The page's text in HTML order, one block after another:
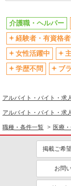
社会保険あり
退職金・財形貯蓄制
制服貸与
資格取得支援制度あり
介護職・ヘルパー
同じ特徴から求人
未経験歓迎
ボーナス・賞与あり
介護職・ヘルパー
経験者・有資格
女性活躍中
学歴不問
ブ
アルバイト・バイト・求
アルバイト・バイト・求
職種・条件一覧 医療
掲載ご希
お問